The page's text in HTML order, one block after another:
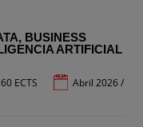
BUSINESS
ARTIFICIAL
ECTS
Abril 2026 /